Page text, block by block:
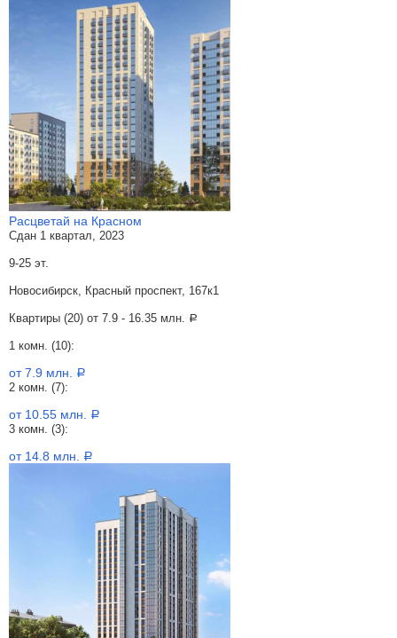
Расцветай на Красном
Сдан 1 квартал, 2023
9-25 эт.
Новосибирск, Красный проспект, 167к1
Квартиры (20) от 7.9 - 16.35 млн. a
1 комн. (10):
от 7.9 млн. a
2 комн. (7):
от 10.55 млн. a
3 комн. (3):
от 14.8 млн. a